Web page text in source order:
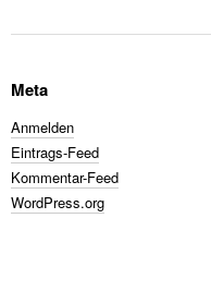
Meta
Anmelden
Eintrags-Feed
Kommentar-Feed
WordPress.org